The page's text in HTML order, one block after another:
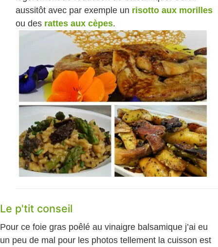
aussitôt avec par exemple un risotto aux morilles
ou des rattes aux cèpes.
Le p'tit conseil
Pour ce foie gras poêlé au vinaigre balsamique j’ai eu
un peu de mal pour les photos tellement la cuisson est